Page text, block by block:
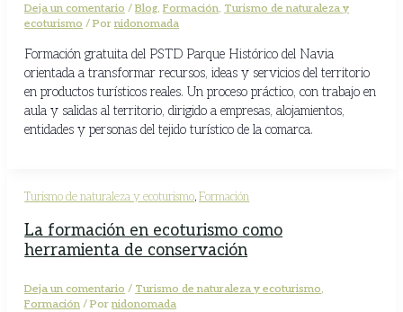
Deja un comentario /Blog,Formación, Turismo de naturaleza y
ecoturismo / Pornidonomada
Formación gratuita del PSTD Parque Histórico del Navia
orientada a transformar recursos, ideas y servicios del territorio
en productos turísticos reales. Un proceso práctico, con trabajo en
aula y salidas al territorio, dirigido a empresas, alojamientos,
entidades y personas del tejido turístico de la comarca.
Turismo de naturaleza y ecoturismo,Formación
La formación en ecoturismo como
herramienta de conservación
Deja un comentario / Turismo de naturaleza y ecoturismo,
Formación / Pornidonomada